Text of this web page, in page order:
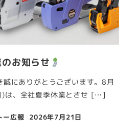
お知らせ
誠にありがとうございます。8月
は、全社夏季休業とさせ […]
ー広報 2026年7月21日